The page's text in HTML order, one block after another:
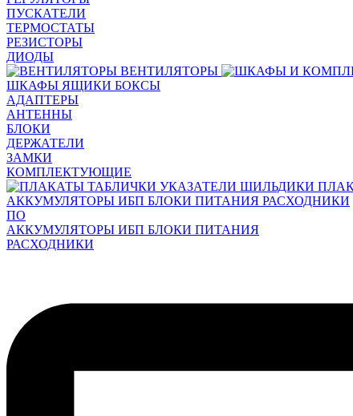
ПУСКАТЕЛИ
ТЕРМОСТАТЫ
РЕЗИСТОРЫ
ДИОДЫ
ВЕНТИЛЯТОРЫ
ШКАФЫ ЯЩИКИ БОКСЫ
АДАПТЕРЫ
АНТЕННЫ
БЛОКИ
ДЕРЖАТЕЛИ
ЗАМКИ
КОМПЛЕКТУЮЩИЕ
АККУМУЛЯТОРЫ ИБП БЛОКИ ПИТАНИЯ РАСХОДНИКИ
ПО
АККУМУЛЯТОРЫ ИБП БЛОКИ ПИТАНИЯ
РАСХОДНИКИ